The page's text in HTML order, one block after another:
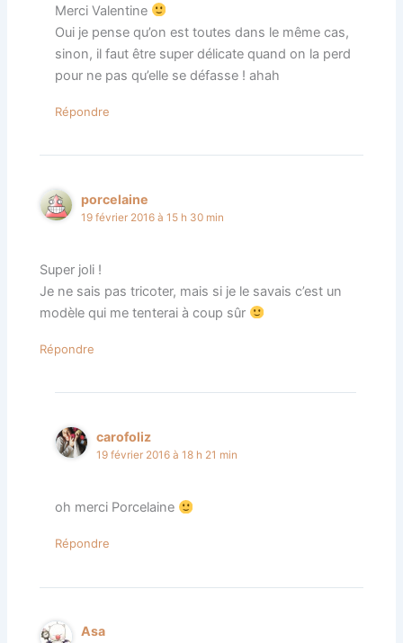
Merci Valentine
Oui je pense qu’on est toutes dans le même cas,
sinon, il faut être super délicate quand on la perd
pour ne pas qu’elle se défasse ! ahah
Répondre
porcelaine
19 février 2016 à 15 h 30 min
Super joli !
Je ne sais pas tricoter, mais si je le savais c’est un
modèle qui me tenterai à coup sûr
Répondre
carofoliz
19 février 2016 à 18 h 21 min
oh merci Porcelaine
Répondre
Asa